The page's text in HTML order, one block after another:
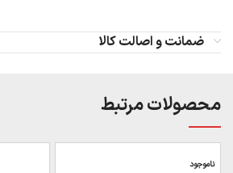
ضمانت و اصالت کالا
محصولات مرتبط
ناموجود